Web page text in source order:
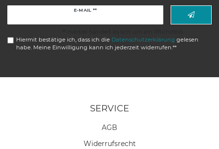
E-MAIL **
Hiermit bestätige ich, dass ich die Daten­schutz­erklärung gelesen
habe. Meine Einwilligung kann ich jederzeit widerrufen.**
SERVICE
AGB
Widerrufs­recht